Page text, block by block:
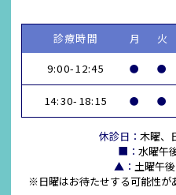
診療時間 月 火
9:00-12:45
● ●
14:30-18:15 ● ●
休診日：木曜、
■： 水曜午
▲： 土曜午
※日曜はお待たせする可能性が